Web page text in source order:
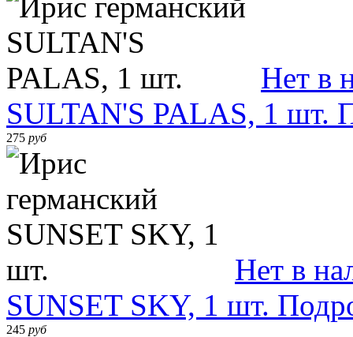
Нет в
SULTAN'S PALAS, 1 шт.
275 руб
Нет в
SUNSET SKY, 1 шт.
245 руб